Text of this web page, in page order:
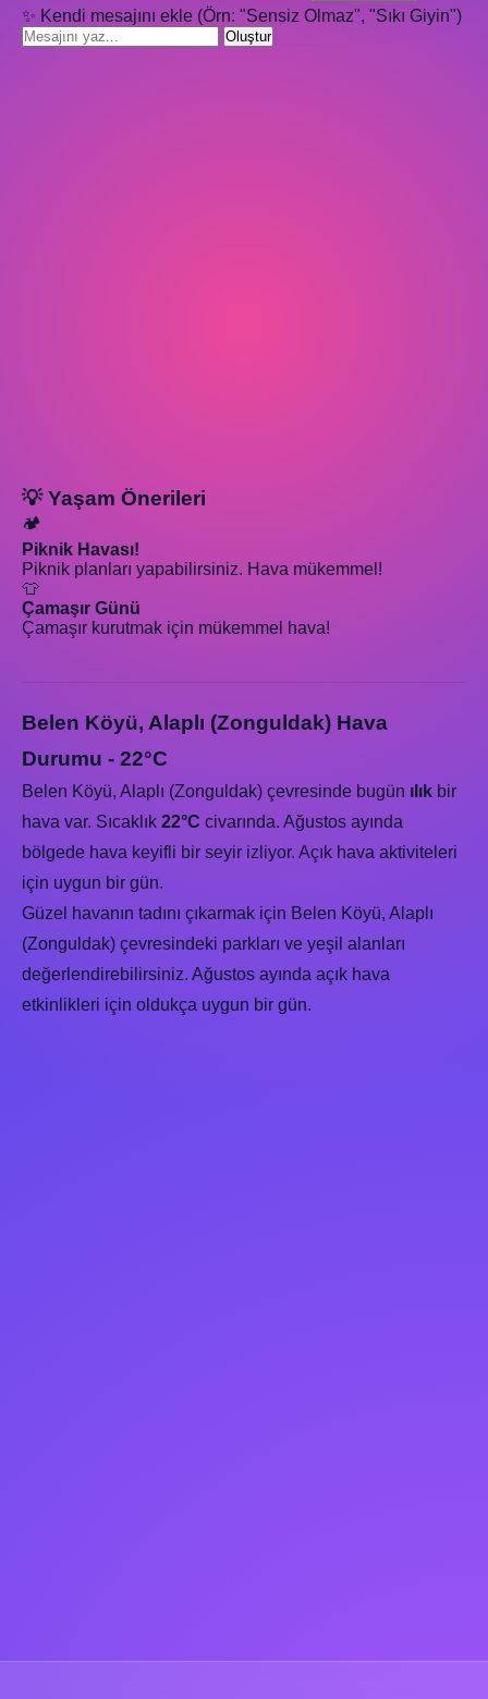
✨ Kendi mesajını ekle (Örn: "Sensiz Olmaz", "Sıkı Giyin")
Oluştur
💡 Yaşam Önerileri
🏕️
Piknik Havası!
Piknik planları yapabilirsiniz. Hava mükemmel!
👕
Çamaşır Günü
Çamaşır kurutmak için mükemmel hava!
Belen Köyü, Alaplı (Zonguldak) Hava
Durumu - 22°C
Belen Köyü, Alaplı (Zonguldak) çevresinde bugün ılık bir
hava var. Sıcaklık 22°C civarında. Ağustos ayında
bölgede hava keyifli bir seyir izliyor. Açık hava aktiviteleri
için uygun bir gün.
Güzel havanın tadını çıkarmak için Belen Köyü, Alaplı
(Zonguldak) çevresindeki parkları ve yeşil alanları
değerlendirebilirsiniz. Ağustos ayında açık hava
etkinlikleri için oldukça uygun bir gün.